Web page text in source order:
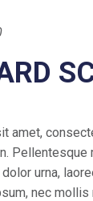
amet,
urna,
nec